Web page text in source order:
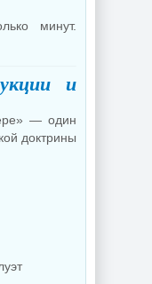
минут.
и
— один
доктрины